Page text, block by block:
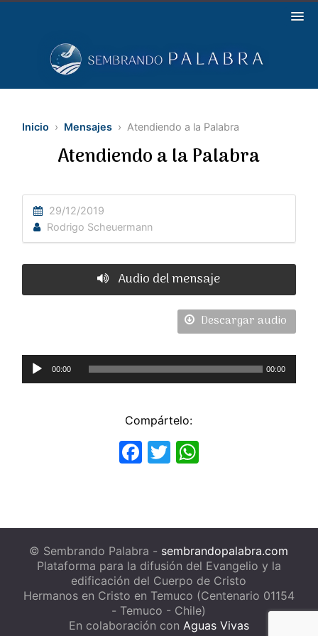
Inicio › Mensajes › Atendiendo a la Palabra
Atendiendo a la Palabra
29/12/2019
Rodrigo Scheuermann
Audio del mensaje
Descargar audio
Reproductor
de
00:00 00:00
Compártelo:
Facebook
Twitter
WhatsApp
© Sembrando Palabra - sembrandopalabra.com
Plataforma para la difusión del Evangelio y la
edificación del Cuerpo de Cristo
Hermanos en Cristo en Temuco (Centenario 01154
- Temuco - Chile)
En colaboración con Aguas Vivas